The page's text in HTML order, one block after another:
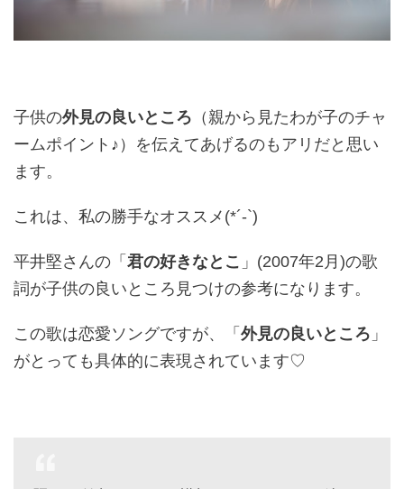
子供の外見の良いところ （親から見たわが子のチャ
ームポイント♪）を伝えてあげるのもアリだと思い
ます。
これは、私の勝手なオススメ(*´-`)
平井堅さんの「 君の好きなとこ 」(2007年2月)の歌
詞が子供の良いところ見つけの参考になります。
この歌は恋愛ソングですが、「 外見の良いところ 」
がとっても具体的に表現されています♡